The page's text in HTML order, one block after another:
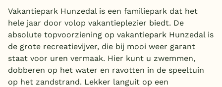
Vakantiepark Hunzedal is een familiepark dat het
hele jaar door volop vakantieplezier biedt. De
absolute topvoorziening op vakantiepark Hunzedal is
de grote recreatievijver, die bij mooi weer garant
staat voor uren vermaak. Hier kunt u zwemmen,
dobberen op het water en ravotten in de speeltuin
op het zandstrand. Lekker languit op een